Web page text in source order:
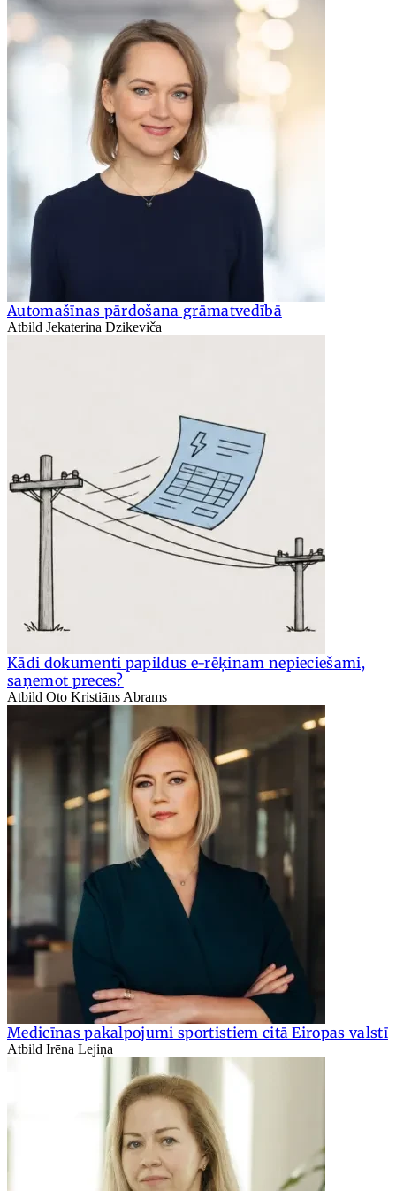
Automašīnas pārdošana grāmatvedībā
Atbild Jekaterina Dzikeviča
Kādi dokumenti papildus e-rēķinam nepieciešami,
saņemot preces?
Atbild Oto Kristiāns Abrams
Medicīnas pakalpojumi sportistiem citā Eiropas valstī
Atbild Irēna Lejiņa